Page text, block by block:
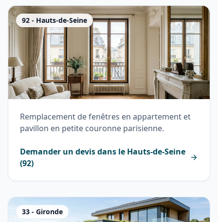
92 - Hauts-de-Seine
Remplacement de fenêtres en appartement et
pavillon en petite couronne parisienne.
Demander un devis dans le Hauts-de-Seine
(92)
33 - Gironde